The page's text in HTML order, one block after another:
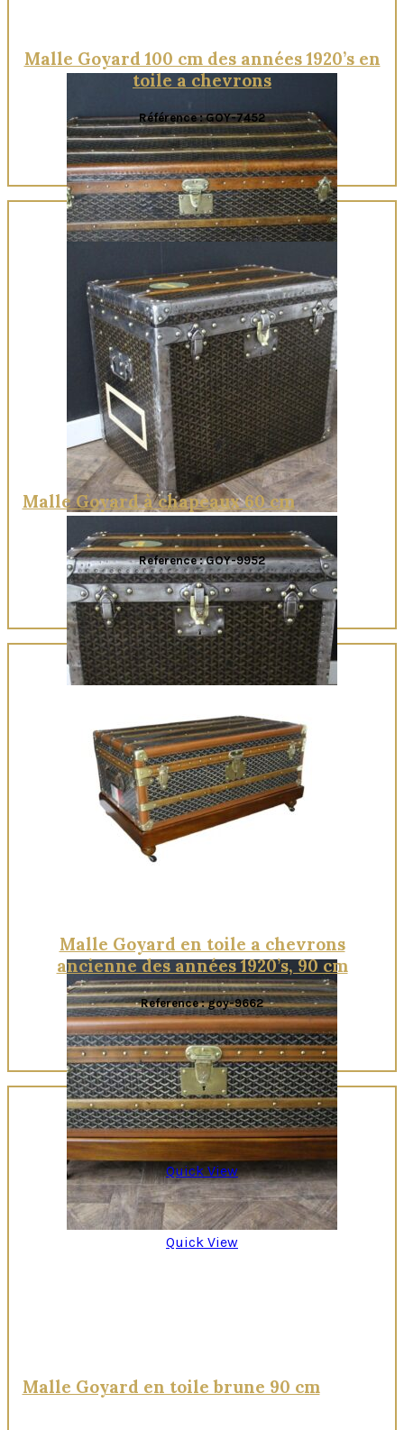
Quick View
Malle Goyard 100 cm des années 1920’s en
toile a chevrons
Référence : GOY-7452
Quick View
Malle Goyard à chapeaux 60 cm
Reference : GOY-9952
Quick View
Malle Goyard en toile a chevrons
ancienne des années 1920’s, 90 cm
Reference : goy-9662
Quick View
Malle Goyard en toile brune 90 cm